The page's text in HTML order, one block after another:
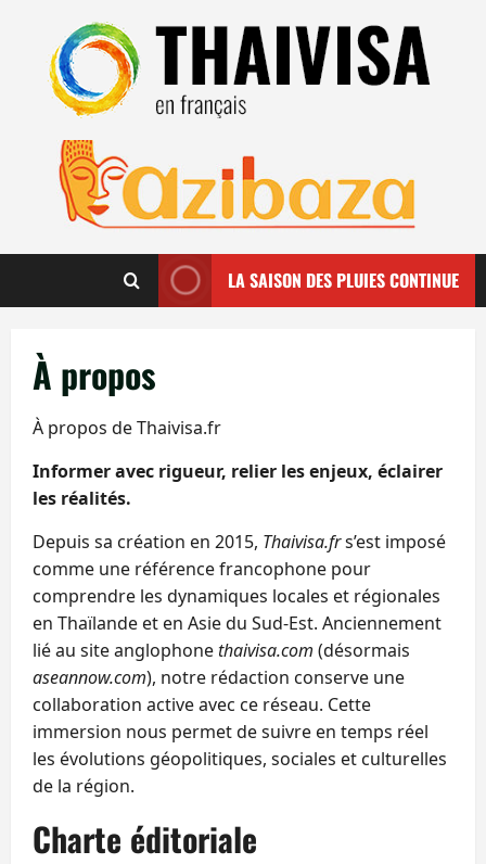
contenu
LA SAISON DES PLUIES CONTINUE
À propos
À propos de Thaivisa.fr
Informer avec rigueur, relier les enjeux, éclairer
les réalités.
Depuis sa création en 2015, Thaivisa.frs’est imposé
comme une référence francophone pour
comprendre les dynamiques locales et régionales
en Thaïlande et en Asie du Sud-Est. Anciennement
lié au site anglophonethaivisa.com (désormais
aseannow.com), notre rédaction conserve une
collaboration active avec ce réseau. Cette
immersion nous permet de suivre en temps réel
les évolutions géopolitiques, sociales et culturelles
de la région.
Charte éditoriale